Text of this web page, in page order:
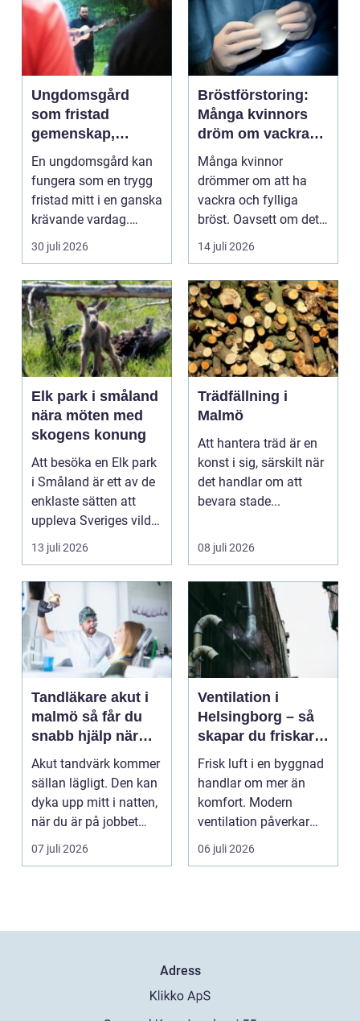
Ungdomsgård
som fristad
gemenskap,
trygghet och
växande
En ungdomsgård kan
fungera som en trygg
fristad mitt i en ganska
krävande vardag.
Skola, sociala med...
30 juli 2026
Bröstförstoring:
Många kvinnors
dröm om vackra
bröst
Många kvinnor
drömmer om att ha
vackra och fylliga
bröst. Oavsett om det
är f&o...
14 juli 2026
Elk park i småland
nära möten med
skogens konung
Att besöka en Elk park
i Småland är ett av de
enklaste sätten att
uppleva Sveriges vilda
hjärta på n...
13 juli 2026
Trädfällning i
Malmö
Att hantera träd är en
konst i sig, särskilt när
det handlar om att
bevara stade...
08 juli 2026
Tandläkare akut i
malmö så får du
snabb hjälp när
tanden krisar
Akut tandvärk kommer
sällan lägligt. Den kan
dyka upp mitt i natten,
när du är på jobbet
eller preci...
07 juli 2026
Ventilation i
Helsingborg – så
skapar du friskare
byggnader och
lägre
energikostnader
Frisk luft i en byggnad
handlar om mer än
komfort. Modern
ventilation påverkar
hälsa...
06 juli 2026
Adress